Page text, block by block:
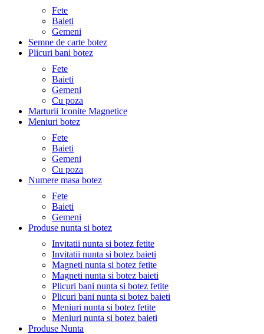
Fete
Baieti
Gemeni
Semne de carte botez
Plicuri bani botez
Fete
Baieti
Gemeni
Cu poza
Marturii Iconite Magnetice
Meniuri botez
Fete
Baieti
Gemeni
Cu poza
Numere masa botez
Fete
Baieti
Gemeni
Produse nunta si botez
Invitatii nunta si botez fetite
Invitatii nunta si botez baieti
Magneti nunta si botez fetite
Magneti nunta si botez baieti
Plicuri bani nunta si botez fetite
Plicuri bani nunta si botez baieti
Meniuri nunta si botez fetite
Meniuri nunta si botez baieti
Produse Nunta